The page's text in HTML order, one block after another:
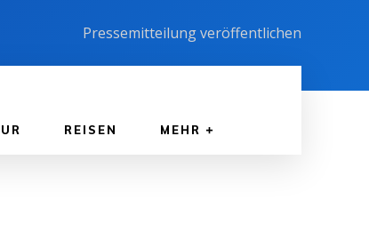
Pressemitteilung veröffentlichen
REISEN MEHR